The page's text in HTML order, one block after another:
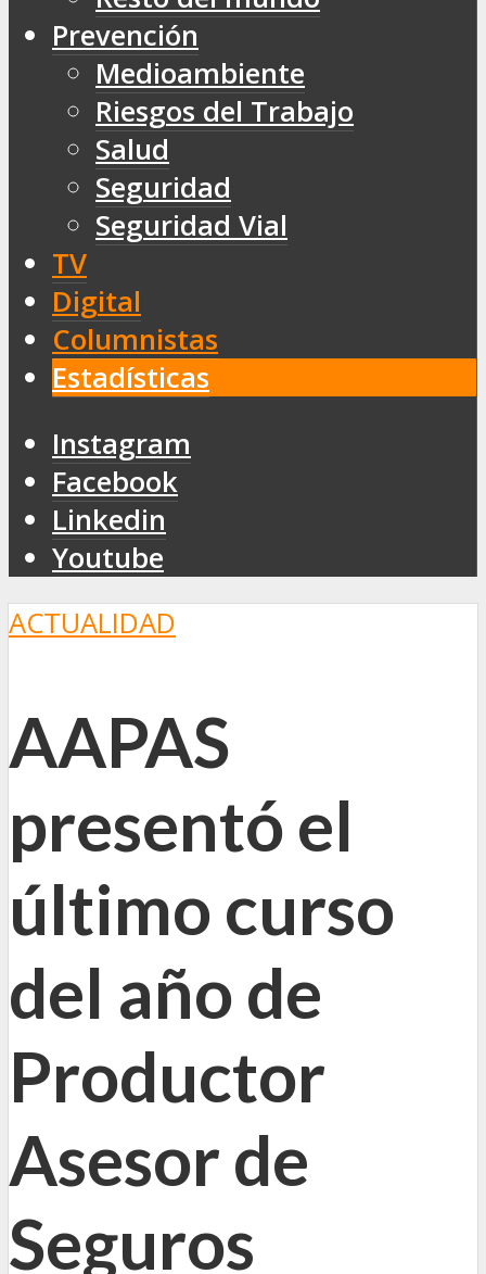
Prevención
Medioambiente
Riesgos del Trabajo
Salud
Seguridad
Seguridad Vial
TV
Digital
Columnistas
Estadísticas
Instagram
Facebook
Linkedin
Youtube
ACTUALIDAD
AAPAS
presentó el
último curso
del año de
Productor
Asesor de
Seguros